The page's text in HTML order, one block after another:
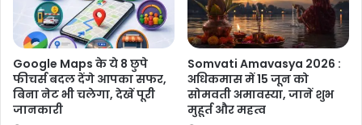
Google Maps के ये 8 छुपे
फीचर्स बदल देंगे आपका सफर,
बिना नेट भी चलेगा, देखें पूरी
जानकारी
Somvati Amavasya 2026 :
अधिकमास में 15 जून को
सोमवती अमावस्या, जानें शुभ
मुहूर्त और महत्व